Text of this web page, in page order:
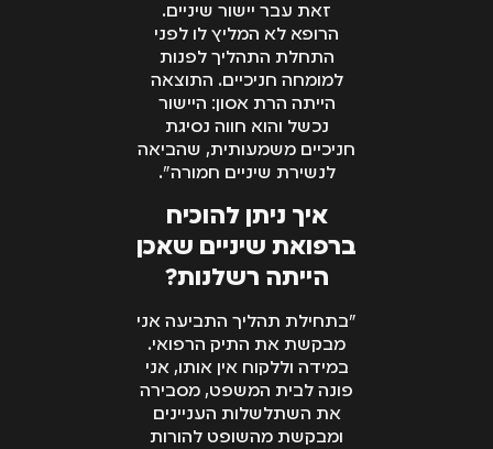
זאת עבר יישור שיניים.
הרופא לא המליץ לו לפני
התחלת התהליך לפנות
למומחה חניכיים. התוצאה
הייתה הרת אסון: היישור
נכשל והוא חווה נסיגת
חניכיים משמעותית, שהביאה
לנשירת שיניים חמורה".
איך ניתן להוכיח
ברפואת שיניים שאכן
הייתה רשלנות?
"בתחילת תהליך התביעה אני
מבקשת את התיק הרפואי.
במידה וללקוח אין אותו, אני
פונה לבית המשפט, מסבירה
את השתלשלות העניינים
ומבקשת מהשופט להורות